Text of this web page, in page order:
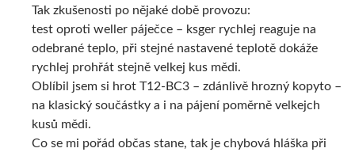
Tak zkušenosti po nějaké době provozu:
test oproti weller páječce – ksger rychlej reaguje na
odebrané teplo, při stejné nastavené teplotě dokáže
rychlej prohřát stejně velkej kus mědi.
Oblíbil jsem si hrot T12-BC3 – zdánlivě hrozný kopyto –
na klasický součástky a i na pájení poměrně velkejch
kusů mědi.
Co se mi pořád občas stane, tak je chybová hláška při